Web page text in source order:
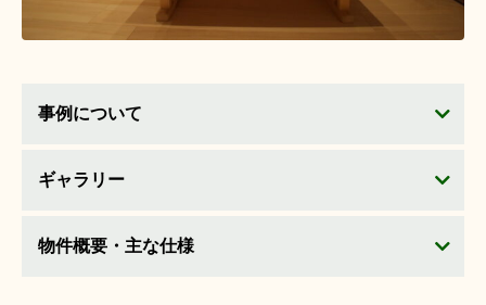
事例について
ギャラリー
物件概要・主な仕様